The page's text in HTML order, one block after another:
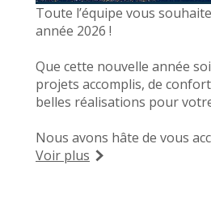
Toute l’équipe vous
année 2026 !
Que cette nouvelle année
projets accomplis, de
belles réalisations pour
Nous avons hâte de vous
nouveau dans vos projets
Voir plus